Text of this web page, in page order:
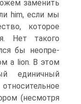
заменить
him, если мы
которое
Нет такого
бы неопре­
a lion. В этом
единичный
(несмотря